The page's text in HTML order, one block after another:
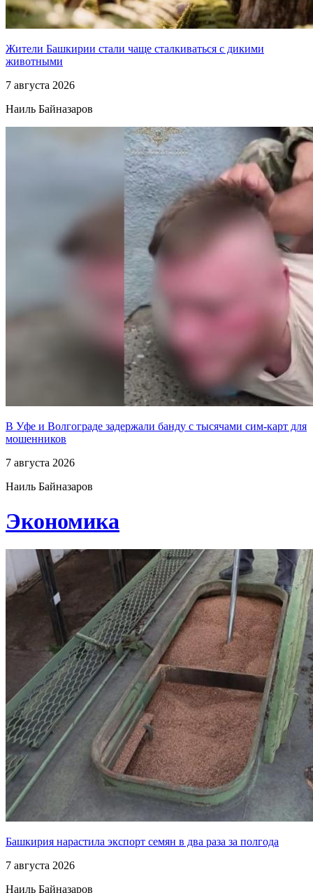
Жители Башкирии стали чаще сталкиваться с дикими
животными
7 августа 2026
Наиль Байназаров
В Уфе и Волгограде задержали банду с тысячами сим-карт для
мошенников
7 августа 2026
Наиль Байназаров
Экономика
Башкирия нарастила экспорт семян в два раза за полгода
7 августа 2026
Наиль Байназаров